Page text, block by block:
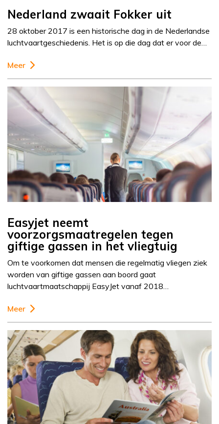
Nederland zwaait Fokker uit
28 oktober 2017 is een historische dag in de Nederlandse
luchtvaartgeschiedenis. Het is op die dag dat er voor de…
Meer
Easyjet neemt
voorzorgsmaatregelen tegen
giftige gassen in het vliegtuig
Om te voorkomen dat mensen die regelmatig vliegen ziek
worden van giftige gassen aan boord gaat
luchtvaartmaatschappij EasyJet vanaf 2018…
Meer